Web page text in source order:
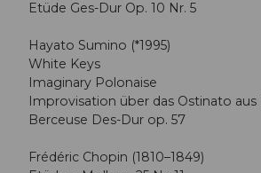
Etüde Ges-Dur Op. 10 Nr. 5
Hayato Sumino (*1995)
White Keys
Imaginary Polonaise
Improvisation über das Ostinato aus
Berceuse Des-Dur op. 57
Frédéric Chopin (1810–1849)